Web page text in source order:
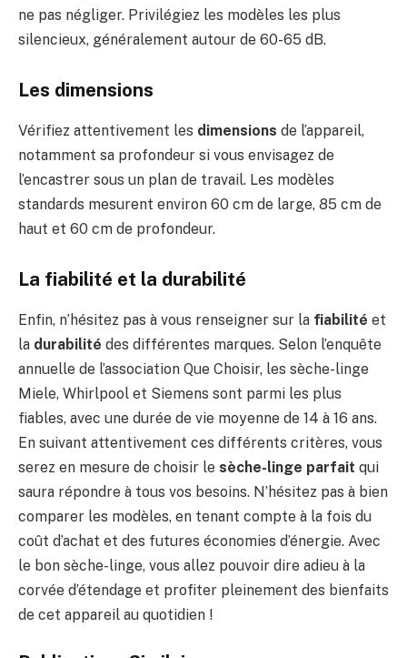
ne pas négliger. Privilégiez les modèles les plus
silencieux, généralement autour de 60-65 dB.
Les dimensions
Vérifiez attentivement les dimensions de l’appareil,
notamment sa profondeur si vous envisagez de
l’encastrer sous un plan de travail. Les modèles
standards mesurent environ 60 cm de large, 85 cm de
haut et 60 cm de profondeur.
La fiabilité et la durabilité
Enfin, n’hésitez pas à vous renseigner sur la fiabilité et
la durabilité des différentes marques. Selon l’enquête
annuelle de l’association Que Choisir, les sèche-linge
Miele, Whirlpool et Siemens sont parmi les plus
fiables, avec une durée de vie moyenne de 14 à 16 ans.
En suivant attentivement ces différents critères, vous
serez en mesure de choisir le sèche-linge parfait qui
saura répondre à tous vos besoins. N’hésitez pas à bien
comparer les modèles, en tenant compte à la fois du
coût d’achat et des futures économies d’énergie. Avec
le bon sèche-linge, vous allez pouvoir dire adieu à la
corvée d’étendage et profiter pleinement des bienfaits
de cet appareil au quotidien !